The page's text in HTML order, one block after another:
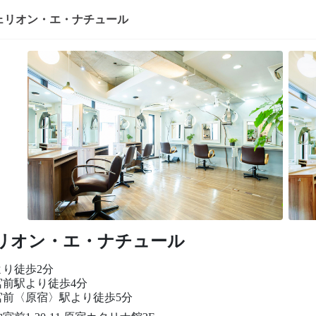
リオン・エ・ナチュール
オン・エ・ナチュール
徒歩2分
駅より徒歩4分
〈原宿〉駅より徒歩5分